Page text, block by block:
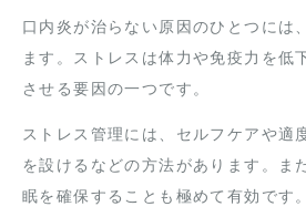
口内炎が治らない原因のひとつには
ます。ストレスは体力や免疫力を低
させる要因の一つです。
ストレス管理には、セルフケアや適
を設けるなどの方法があります。ま
眠を確保することも極めて有効です